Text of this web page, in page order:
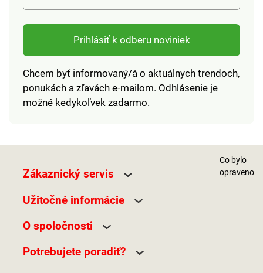
Prihlásiť k odberu noviniek
Chcem byť informovaný/á o aktuálnych trendoch,
ponukách a zľavách e-mailom. Odhlásenie je
možné kedykoľvek zadarmo.
Zákaznický servis
Užitočné informácie
O spoločnosti
Potrebujete poradiť?
Co bylo
opraveno